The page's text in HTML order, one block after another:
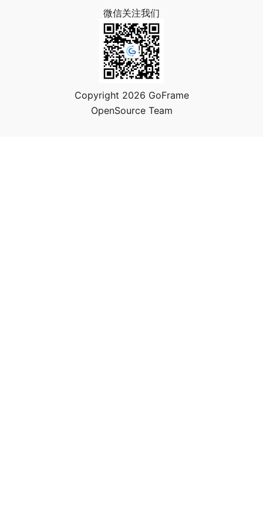
微信关注我们
Copyright 2026 GoFrame
OpenSource Team